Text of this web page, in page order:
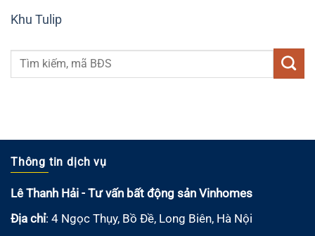
Khu Tulip
Thông tin dịch vụ
Lê Thanh Hải - Tư vấn bất động sản Vinhomes
Địa chỉ: 4 Ngọc Thụy, Bồ Đề, Long Biên, Hà Nội